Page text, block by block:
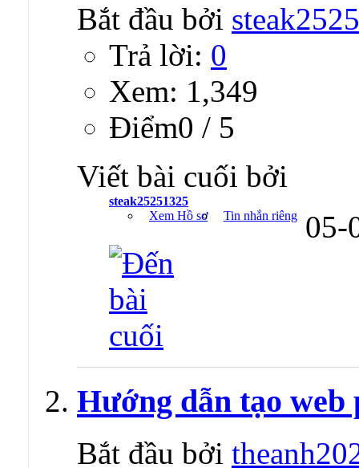
Bắt đầu bởi
Trả lời: 0
Xem: 1,349
Ðiểm0 / 5
Viết bài cuối bởi
steak25251325
Xem Hồ sơ
Tin nhắn riêng 05-
Hướng dẫn tạo
Bắt đầu bởi